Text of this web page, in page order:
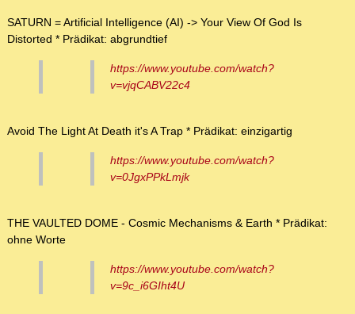
SATURN = Artificial Intelligence (AI) -> Your View Of God Is
Distorted * Prädikat: abgrundtief
https://www.youtube.com/watch?
v=vjqCABV22c4
Avoid The Light At Death it's A Trap * Prädikat: einzigartig
https://www.youtube.com/watch?
v=0JgxPPkLmjk
THE VAULTED DOME - Cosmic Mechanisms & Earth * Prädikat:
ohne Worte
https://www.youtube.com/watch?
v=9c_i6GIht4U